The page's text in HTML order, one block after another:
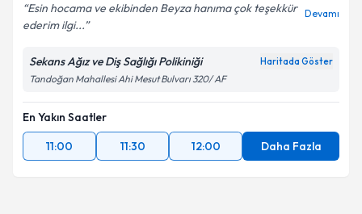
Esin hocama ve ekibinden Beyza hanıma çok teşekkür
ederim ilgi...
Devamı
Sekans Ağız ve Diş Sağlığı Polikiniği Haritada Göster
Tandoğan Mahallesi Ahi Mesut Bulvarı 320/ AF
En Yakın Saatler
11:00
11:30 12:00 Daha Fazla